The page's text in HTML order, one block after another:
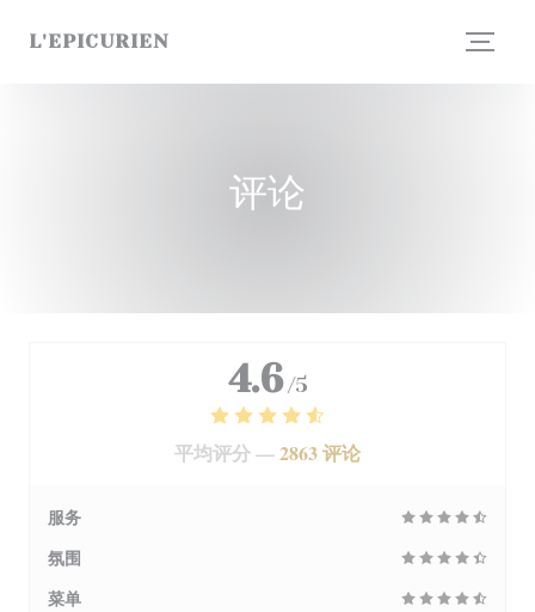
L'EPICURIEN
评论
4.6 /5
平均评分 —2863 评论
服务
氛围
菜单